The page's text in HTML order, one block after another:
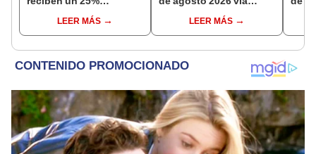
en agostoLEER MÁS
conoce las fechas de
depósito
LEER MÁS